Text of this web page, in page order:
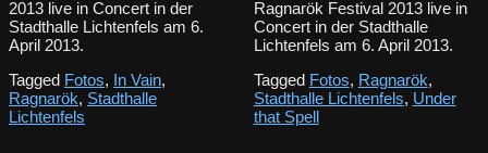
2013 live in Concert in der
Stadthalle Lichtenfels am 6.
April 2013.
Tagged Fotos, In Vain,
Ragnarök, Stadthalle
Lichtenfels
Ragnarök Festival 2013 live in
Concert in der Stadthalle
Lichtenfels am 6. April 2013.
Tagged Fotos, Ragnarök,
Stadthalle Lichtenfels, Under
that Spell